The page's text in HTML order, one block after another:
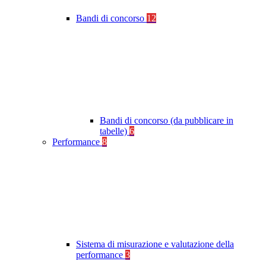
Bandi di concorso 12
Bandi di concorso (da pubblicare in
tabelle) 6
Performance 8
Sistema di misurazione e valutazione della
performance 3